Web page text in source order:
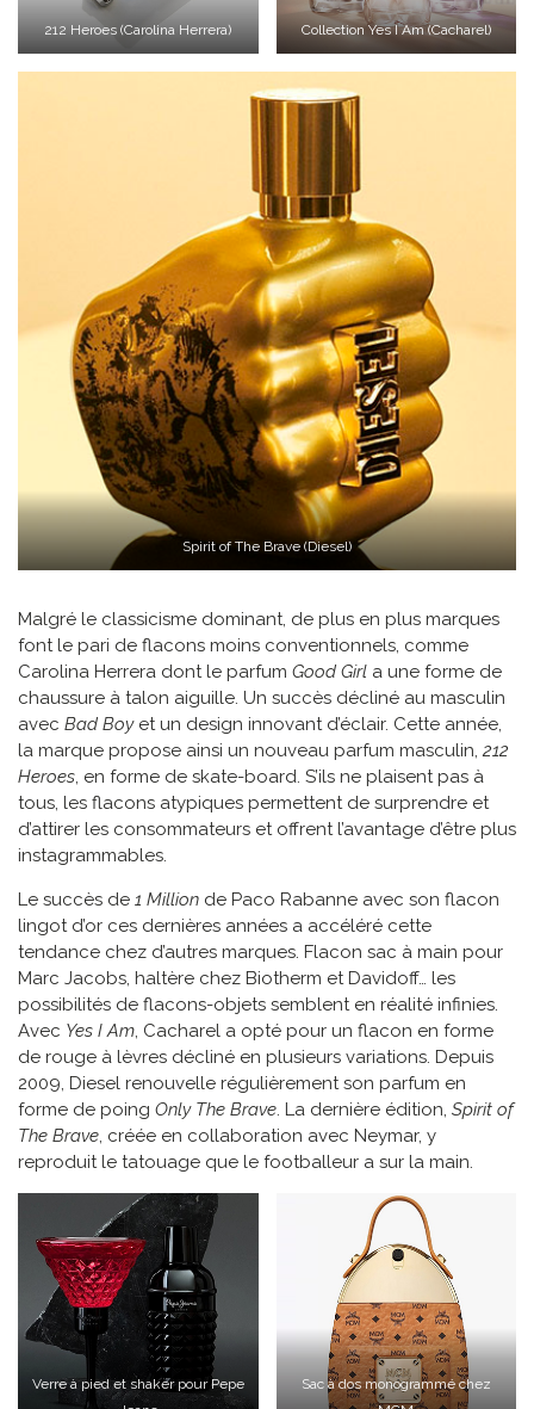
212 Heroes (Carolina Herrera) Collection Yes I Am (Cacharel)
Spirit of The Brave (Diesel)
Malgré le classicisme dominant, de plus en plus marques
font le pari de flacons moins conventionnels, comme
Carolina Herrera dont le parfum Good Girl a une forme de
chaussure à talon aiguille. Un succès décliné au masculin
avec Bad Boyet un design innovant d’éclair. Cette année,
la marque propose ainsi un nouveau parfum masculin,212
Heroes, en forme de skate-board. S’ils ne plaisent pas à
tous, les flacons atypiques permettent de surprendre et
d’attirer les consommateurs et offrent l’avantage d’être plus
instagrammables.
Le succès de 1 Million de Paco Rabanne avec son flacon
lingot d’or ces dernières années a accéléré cette
tendance chez d’autres marques. Flacon sac à main pour
Marc Jacobs, haltère chez Biotherm et Davidoff… les
possibilités de flacons-objets semblent en réalité infinies.
Avec Yes I Am, Cacharel a opté pour un flacon en forme
de rouge à lèvres décliné en plusieurs variations. Depuis
2009, Diesel renouvelle régulièrement son parfum en
forme de poing Only The Brave. La dernière édition, Spirit of
The Brave, créée en collaboration avec Neymar, y
reproduit le tatouage que le footballeur a sur la main.
Verre à pied et shaker pour Pepe
Sac à dos monogrammé chez